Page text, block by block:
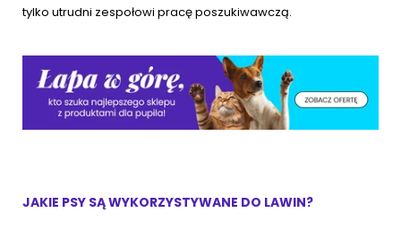
tylko utrudni zespołowi pracę poszukiwawczą.
JAKIE PSY SĄ WYKORZYSTYWANE DO LAWIN?